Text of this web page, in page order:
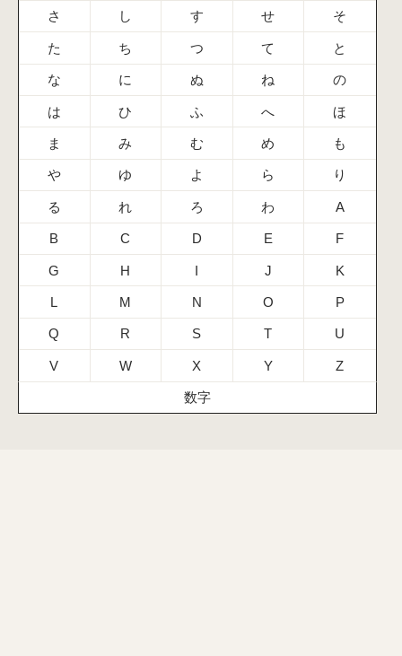
さ し す せ そ
た ち つ て と
な に ぬ ね の
は ひ ふ へ ほ
ま み む め も
や ゆ よ ら り
る れ ろ わ A
B C D E F
G H I J K
L M N O P
Q R S T U
V W X Y Z
数字